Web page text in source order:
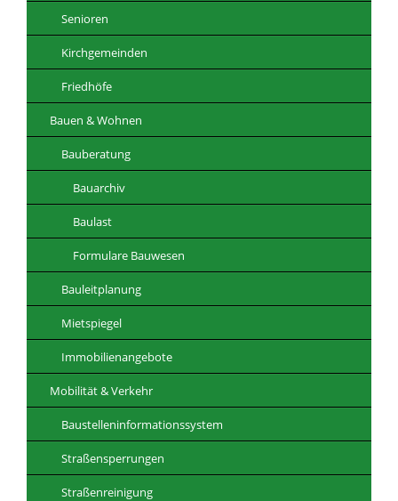
Senioren
Kirchgemeinden
Friedhöfe
Bauen & Wohnen
Bauberatung
Bauarchiv
Baulast
Formulare Bauwesen
Bauleitplanung
Mietspiegel
Immobilienangebote
Mobilität & Verkehr
Baustelleninformationssystem
Straßensperrungen
Straßenreinigung